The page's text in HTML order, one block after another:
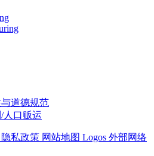
道德规范
人口贩运
隐私政策 网站地图 Logos 外部网络